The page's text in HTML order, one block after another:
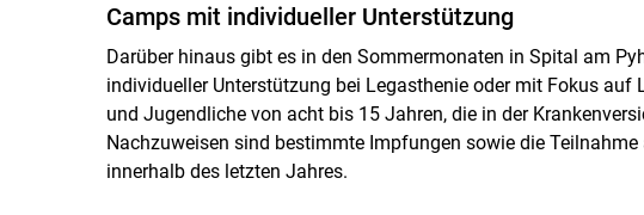
Camps mit individueller Unterstützung
Darüber hinaus gibt es in den Sommermonaten in Spital am
individueller Unterstützung bei Legasthenie oder mit Fokus auf
und Jugendliche von acht bis 15 Jahren, die in der
Nachzuweisen sind bestimmte Impfungen sowie die
innerhalb des letzten Jahres.